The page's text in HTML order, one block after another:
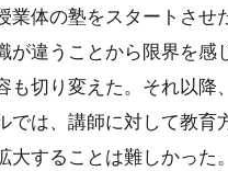
体の塾をスタートさせ
違うことから限界を感
切り変えた。それ以降
は、講師に対して教育
することは難しかった。